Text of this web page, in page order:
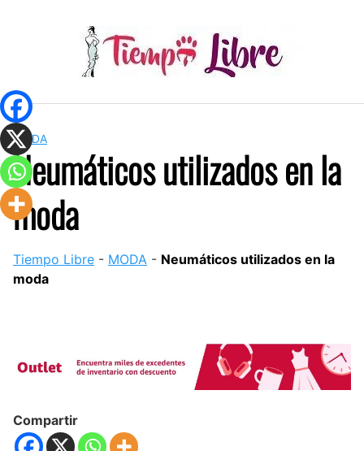
MODA
Neumáticos utilizados en la
moda
Tiempo Libre - MODA - Neumáticos utilizados en la
moda
Compartir